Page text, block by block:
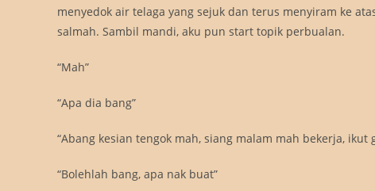
menyedok air telaga yang sejuk dan terus menyiram ke
salmah. Sambil mandi, aku pun start topik perbualan.
“Mah”
“Apa dia bang”
“Abang kesian tengok mah, siang malam mah bekerja,
“Bolehlah bang, apa nak buat”